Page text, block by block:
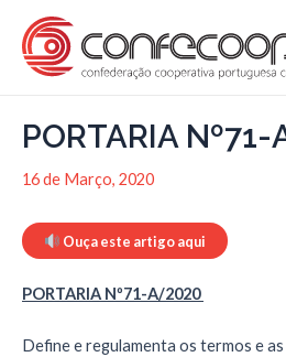
content
PORTARIA
16 de Março, 2020
Ouça este artigo aqui
PORTARIA Nº71-A/2020
Define e regulamenta os termos e